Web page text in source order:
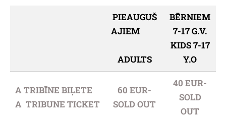
PIEAUGUŠ
AJIEM
ADULTS
BĒRNIEM
7-17 G.V.
KIDS 7-17
Y.O
A TRIBĪNE BIĻETE
A TRIBUNE TICKET
60 EUR-
SOLD OUT
40 EUR-
SOLD
OUT